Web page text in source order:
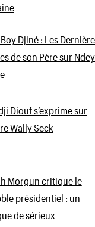
Djiné : Les
de son Père sur
Diouf s’exprime sur
Wally Seck
Morgun critique le
présidentiel : un
de sérieux